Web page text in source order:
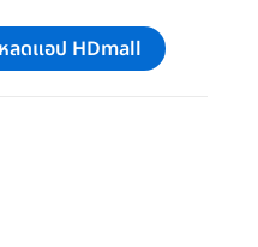
ลดแอป HDmall